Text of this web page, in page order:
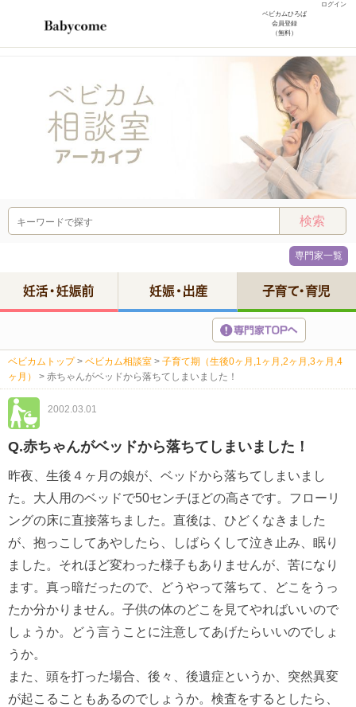
ログイン
ベビカムひろば
会員登録
（無料）
専門家一覧
ベビカムトップ > ベビカム相談室 > 子育て期（生後0ヶ月,1ヶ月,2ヶ月,3ヶ月,4
ヶ月）
> 赤ちゃんがベッドから落ちてしまいました！
2002.03.01
Q.赤ちゃんがベッドから落ちてしまいました！
昨夜、生後４ヶ月の娘が、ベッドから落ちてしまいまし
た。大人用のベッドで50センチほどの高さです。フローリ
ングの床に直接落ちました。直後は、ひどくなきました
が、抱っこしてあやしたら、しばらくして泣き止み、眠り
ました。それほど変わった様子もありませんが、苦になり
ます。真っ暗だったので、どうやって落ちて、どこをうっ
たか分かりません。子供の体のどこを見てやればいいので
しょうか。どう言うことに注意してあげたらいいのでしょ
うか。
また、頭を打った場合、後々、後遺症というか、突然異変
が起こることもあるのでしょうか。検査をするとしたら、